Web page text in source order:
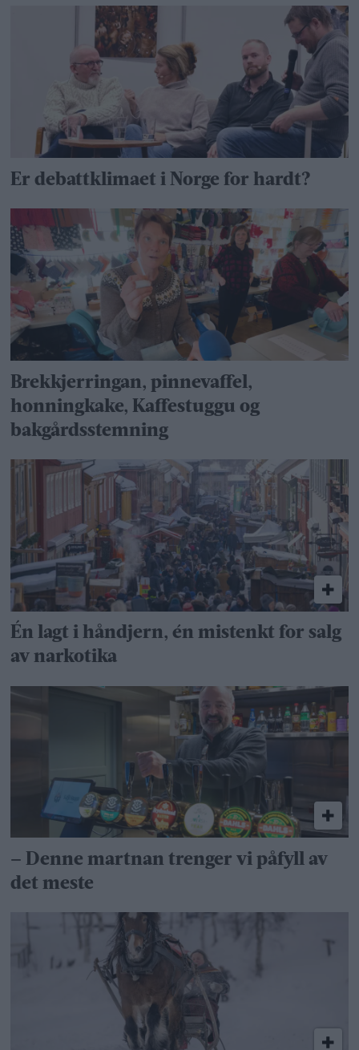
Er debattklimaet i Norge for hardt?
Brekkjerringan, pinnevaffel,
honningkake, Kaffestuggu og
bakgårdsstemning
Én lagt i håndjern, én mistenkt for salg
av narkotika
– Denne martnan trenger vi påfyll av
det meste